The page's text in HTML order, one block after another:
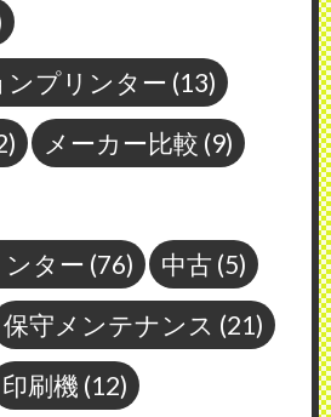
プリンター (13)
メーカー比較 (9)
ター (76) 中古 (5)
保守メンテナンス (21)
印刷機 (12)